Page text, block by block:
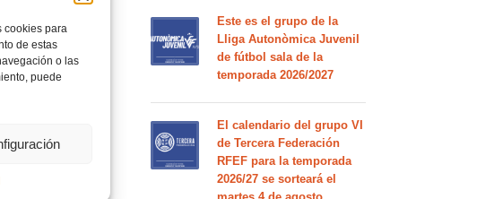
cookies para
de estas
o las
puede
en el
tras las
mejores
que
Este es el grupo de la
Lliga Autonòmica Juvenil
de fútbol sala de la
temporada 2026/2027
El calendario del grupo VI
de Tercera Federación
RFEF para la temporada
2026/27 se sorteará el